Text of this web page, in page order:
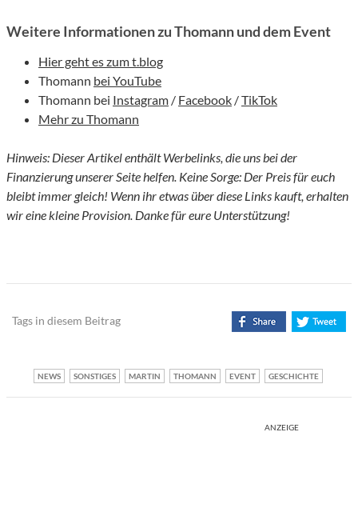
Weitere Informationen zu Thomann und dem Event
Hier geht es zum t.blog
Thomann bei YouTube
Thomann bei Instagram / Facebook /TikTok
Mehr zu Thomann
Hinweis: Dieser Artikel enthält Werbelinks, die uns bei der
Finanzierung unserer Seite helfen. Keine Sorge: Der Preis für euch
bleibt immer gleich! Wenn ihr etwas über diese Links kauft, erhalten
wir eine kleine Provision. Danke für eure Unterstützung!
Tags in diesem Beitrag
NEWS SONSTIGES MARTIN THOMANN EVENT GESCHICHTE
ANZEIGE